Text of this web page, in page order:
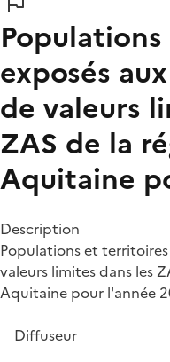
exposés
de valeurs
ZAS de la
Aquitaine
Description
Populations et
valeurs limites dans les
Aquitaine pour l'année
Diffuseur